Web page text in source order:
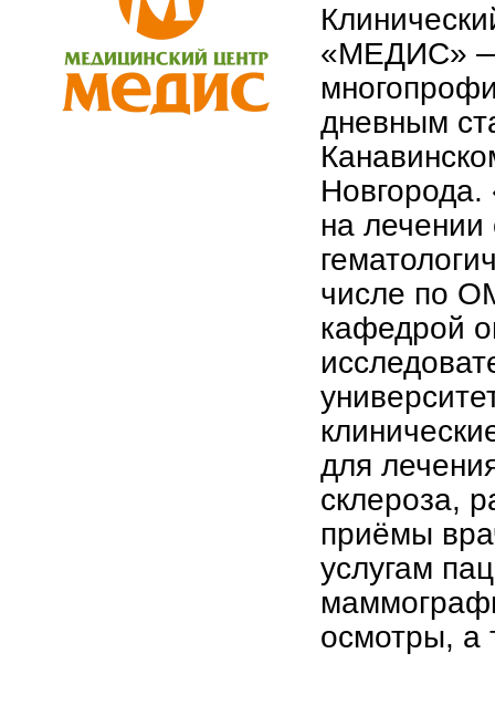
«МЕДИС» —
дневным
на лечении
числе по
кафедрой
для
склероза,
приёмы
услугам
осмотры, а